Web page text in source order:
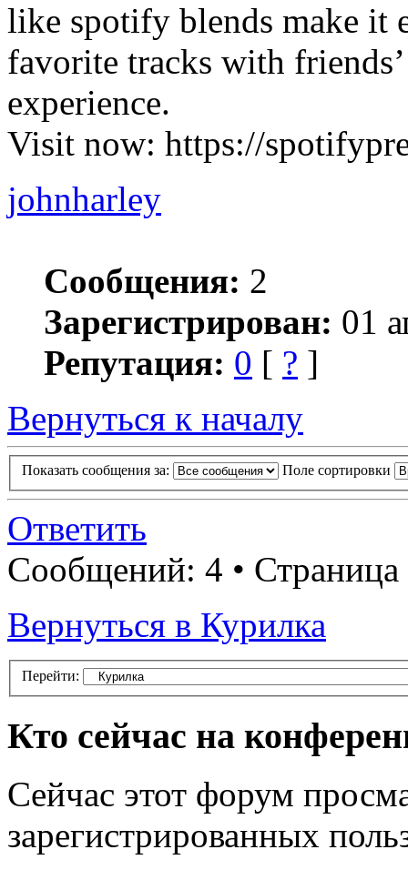
like spotify blends make it
favorite tracks with
experience.
Visit now: https://
johnharley
Сообщения: 2
Зарегистрирован: 01
Репутация: 0 [ ? ]
Вернуться к началу
Показать сообщения за: Поле сортировки
Ответить
Сообщений: 4 • Страница
Вернуться в Курилка
Перейти:
Кто сейчас на
Сейчас этот форум
зарегистрированных